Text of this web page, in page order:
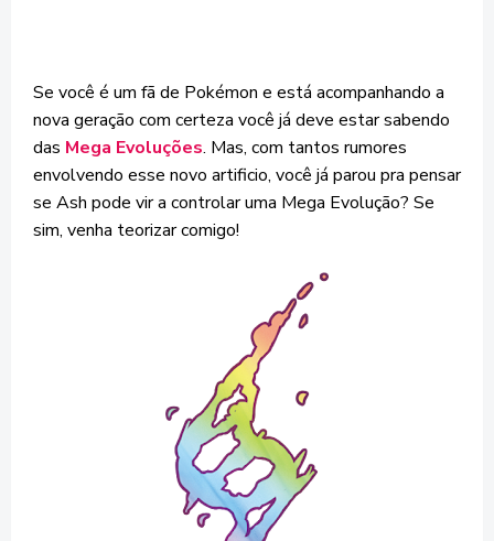
Se você é um fã de Pokémon e está acompanhando a
nova geração com certeza você já deve estar sabendo
das Mega Evoluções. Mas, com tantos rumores
envolvendo esse novo artificio, você já parou pra pensar
se Ash pode vir a controlar uma Mega Evolução? Se
sim, venha teorizar comigo!